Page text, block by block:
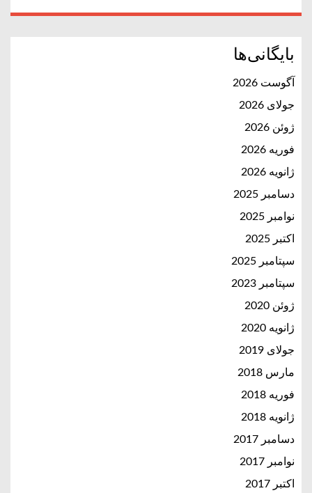
بایگانی‌ها
آگوست 2026
جولای 2026
ژوئن 2026
فوریه 2026
ژانویه 2026
دسامبر 2025
نوامبر 2025
اکتبر 2025
سپتامبر 2025
سپتامبر 2023
ژوئن 2020
ژانویه 2020
جولای 2019
مارس 2018
فوریه 2018
ژانویه 2018
دسامبر 2017
نوامبر 2017
اکتبر 2017